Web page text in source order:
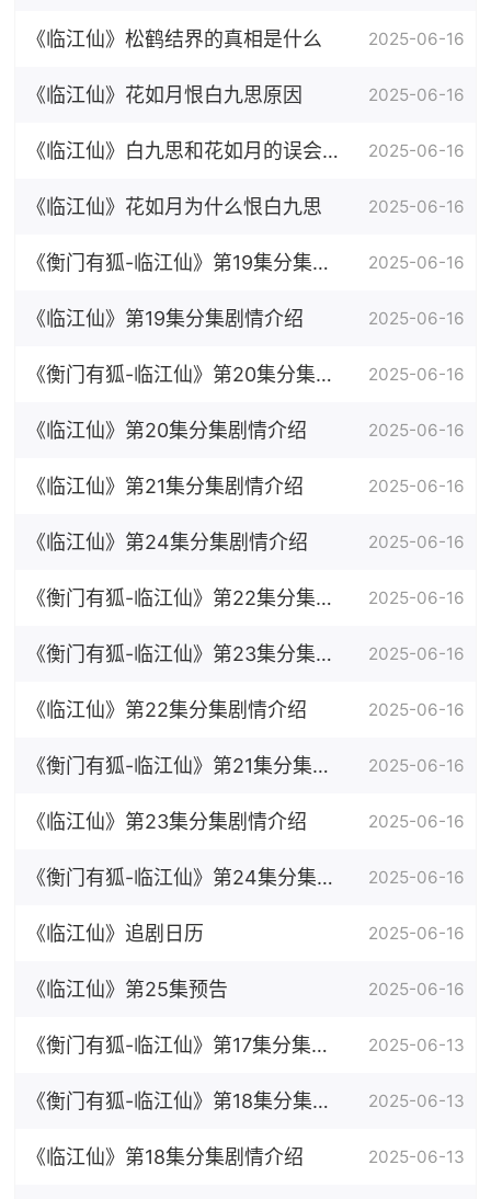
样的玉佩
《临江仙》松鹤结界的真相是什么 2025-06-16
《临江仙》花如月恨白九思原因 2025-06-16
《临江仙》白九思和花如月的误会是
什么
2025-06-16
《临江仙》花如月为什么恨白九思 2025-06-16
《衡门有狐-临江仙》第19集分集剧
情介绍
2025-06-16
《临江仙》第19集分集剧情介绍 2025-06-16
《衡门有狐-临江仙》第20集分集剧
情介绍
2025-06-16
《临江仙》第20集分集剧情介绍 2025-06-16
《临江仙》第21集分集剧情介绍 2025-06-16
《临江仙》第24集分集剧情介绍 2025-06-16
《衡门有狐-临江仙》第22集分集剧
情介绍
2025-06-16
《衡门有狐-临江仙》第23集分集剧
情介绍
2025-06-16
《临江仙》第22集分集剧情介绍 2025-06-16
《衡门有狐-临江仙》第21集分集剧
情介绍
2025-06-16
《临江仙》第23集分集剧情介绍 2025-06-16
《衡门有狐-临江仙》第24集分集剧
情介绍
2025-06-16
《临江仙》追剧日历 2025-06-16
《临江仙》第25集预告 2025-06-16
《衡门有狐-临江仙》第17集分集剧
情介绍
2025-06-13
《衡门有狐-临江仙》第18集分集剧
情介绍
2025-06-13
《临江仙》第18集分集剧情介绍 2025-06-13